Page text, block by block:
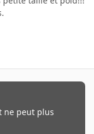
ne peut plus